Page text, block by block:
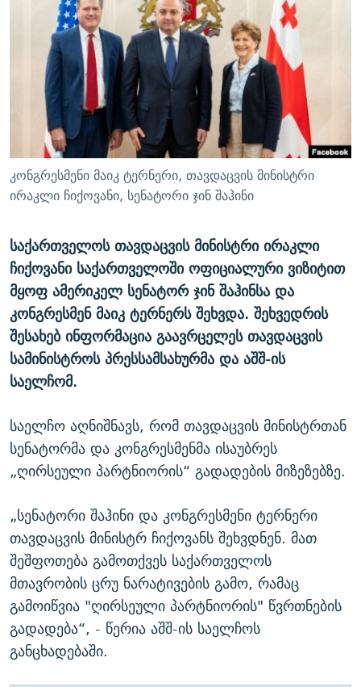
ᲛᲝᲚᲐᲞᲐᲠᲐᲙᲔ ᲢᲔᲥᲡᲢᲔᲑᲘ
ᲨᲘᲜ - ᲣᲪᲮᲝᲔᲗᲨᲘ
ᲚᲘᲢᲔᲠᲐᲢᲣᲠᲣᲚᲘ ᲬᲐᲮᲜᲐᲒᲔᲑᲘ
ᲐᲛᲔᲠᲘᲙᲣᲚᲘ ᲛᲝᲗᲮᲠᲝᲑᲐ
ᲘᲛᲞᲔᲠᲘᲐ ᲓᲐ ᲠᲐᲓᲘᲝ
ᲩᲔᲛᲘ ᲡᲘᲙᲕᲓᲘᲚᲘᲡ ᲛᲘᲖᲔᲖᲘᲐ COVID-19
11 ᲬᲔᲚᲘ - 11 ᲐᲛᲑᲐᲕᲘ
ᲡᲐᲞᲐᲠᲚᲐᲛᲔᲜᲢᲝ ᲐᲠᲩᲔᲕᲜᲔᲑᲘᲡ ᲘᲡᲢᲝᲠᲘᲐ
ᲑᲐᲕᲨᲕᲔᲑᲘ ᲞᲠᲝᲡᲢᲘᲢᲣᲪᲘᲐᲨᲘ - ᲐᲛᲝᲣᲗᲥᲛᲔᲚᲘ ᲐᲛᲑᲐᲕᲘ
5 ᲐᲛᲑᲐᲕᲘ - 20 ᲘᲕᲜᲘᲡᲡ ᲓᲐᲨᲐᲕᲔᲑᲣᲚᲔᲑᲘ
ᲐᲒᲕᲘᲡᲢᲝᲡ ᲝᲛᲘ
ПРИВЕТ ᲙᲣᲚᲢᲣᲠᲐ
ᲒᲐᲛᲝᲘᲬᲔᲠᲔ
რთე/რთ-ის ყველა საიტი
კონგრესმენი მაიკ ტერნერი, თავდაცვის მინისტრი
ირაკლი ჩიქოვანი, სენატორი ჯინ შაჰინი
საქართველოს თავდაცვის მინისტრი ირაკლი
ჩიქოვანი საქართველოში ოფიციალური ვიზიტით
მყოფ ამერიკელ სენატორ ჯინ შაჰინსა და
კონგრესმენ მაიკ ტერნერს შეხვდა. შეხვედრის
შესახებ ინფორმაცია გაავრცელეს თავდაცვის
სამინისტროს პრესსამსახურმა და აშშ-ის
საელჩომ.
საელჩო აღნიშნავს, რომ თავდაცვის მინისტრთან
სენატორმა და კონგრესმენმა ისაუბრეს
„ღირსეული პარტნიორის“ გადადების მიზეზებზე.
„სენატორი შაჰინი და კონგრესმენი ტერნერი
თავდაცვის მინისტრ ჩიქოვანს შეხვდნენ. მათ
შეშფოთება გამოთქვეს საქართველოს
მთავრობის ცრუ ნარატივების გამო, რამაც
გამოიწვია "ღირსეული პარტნიორის" წვრთნების
გადადება“, - წერია აშშ-ის საელჩოს
განცხადებაში.